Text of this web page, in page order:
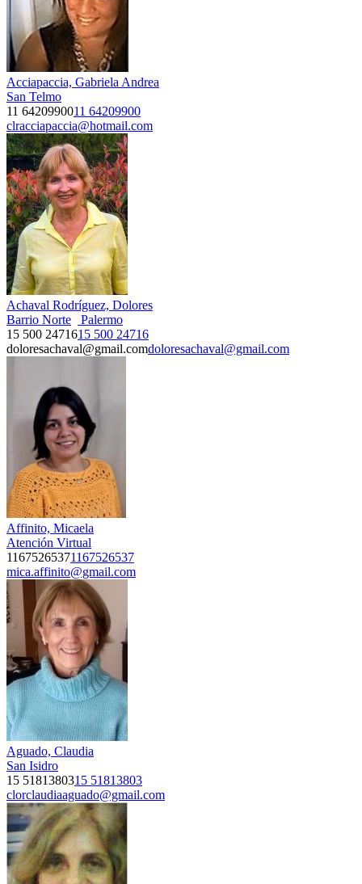
Acciapaccia, Gabriela Andrea
San Telmo
11 6420990011 64209900
clracciapaccia@hotmail.com
Achaval Rodríguez, Dolores
Barrio Norte
Palermo
15 500 2471615 500 24716
doloresachaval@gmail.comdoloresachaval@gmail.com
Affinito, Micaela
Atención Virtual
11675265371167526537
mica.affinito@gmail.com
Aguado, Claudia
San Isidro
15 5181380315 51813803
clorclaudiaaguado@gmail.com